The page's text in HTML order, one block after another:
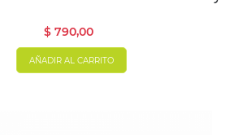
$ 790,00
AÑADIR AL CARRITO